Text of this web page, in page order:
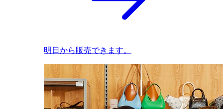
明日から販売できます。